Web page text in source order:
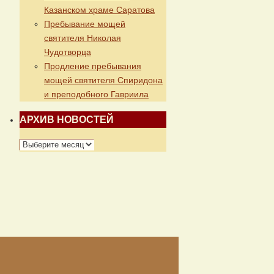
Казанском храме Саратова
Пребывание мощей
святителя Николая
Чудотворца
Продление пребывания
мощей святителя Спиридона
и преподобного Гавриила
АРХИВ НОВОСТЕЙ
АРХИВ